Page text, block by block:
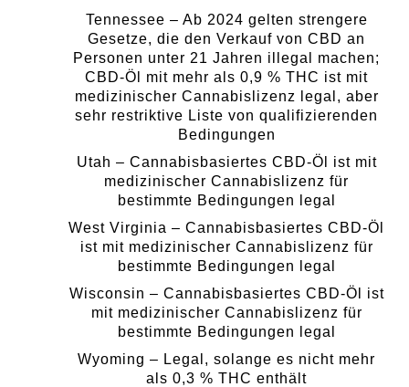
Tennessee – Ab 2024 gelten strengere
Gesetze, die den Verkauf von CBD an
Personen unter 21 Jahren illegal machen;
CBD-Öl mit mehr als 0,9 % THC ist mit
medizinischer Cannabislizenz legal, aber
sehr restriktive Liste von qualifizierenden
Bedingungen
Utah – Cannabisbasiertes CBD-Öl ist mit
medizinischer Cannabislizenz für
bestimmte Bedingungen legal
West Virginia – Cannabisbasiertes CBD-Öl
ist mit medizinischer Cannabislizenz für
bestimmte Bedingungen legal
Wisconsin – Cannabisbasiertes CBD-Öl ist
mit medizinischer Cannabislizenz für
bestimmte Bedingungen legal
Wyoming – Legal, solange es nicht mehr
als 0,3 % THC enthält